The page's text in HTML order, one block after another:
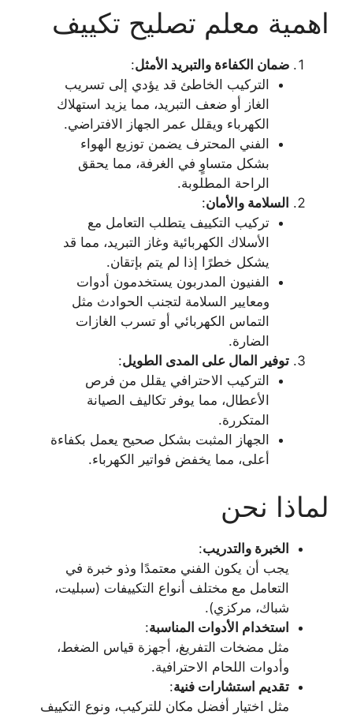
اهمية معلم تصليح تكييف
ضمان الكفاءة والتبريد الأمثل:
التركيب الخاطئ قد يؤدي إلى تسريب
الغاز أو ضعف التبريد، مما يزيد استهلاك
الكهرباء ويقلل عمر الجهاز الافتراضي.
الفني المحترف يضمن توزيع الهواء
بشكل متساوٍ في الغرفة، مما يحقق
الراحة المطلوبة.
السلامة والأمان:
تركيب التكييف يتطلب التعامل مع
الأسلاك الكهربائية وغاز التبريد، مما قد
يشكل خطرًا إذا لم يتم بإتقان.
الفنيون المدربون يستخدمون أدوات
ومعايير السلامة لتجنب الحوادث مثل
التماس الكهربائي أو تسرب الغازات
الضارة.
توفير المال على المدى الطويل:
التركيب الاحترافي يقلل من فرص
الأعطال، مما يوفر تكاليف الصيانة
المتكررة.
الجهاز المثبت بشكل صحيح يعمل بكفاءة
أعلى، مما يخفض فواتير الكهرباء.
لماذا نحن
الخبرة والتدريب:
يجب أن يكون الفني معتمدًا وذو خبرة في
التعامل مع مختلف أنواع التكييفات (سبليت،
شباك، مركزي).
استخدام الأدوات المناسبة:
مثل مضخات التفريغ، أجهزة قياس الضغط،
وأدوات اللحام الاحترافية.
تقديم استشارات فنية:
مثل اختيار أفضل مكان للتركيب، ونوع التكييف